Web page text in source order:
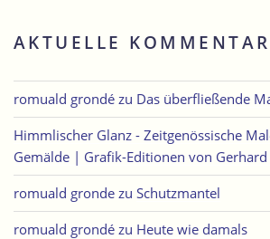
AKTUELLE
romuald grondé zu Das überfließende
Himmlischer Glanz - Zeitgenössische
Gemälde | Grafik-Editionen von Gerhard
romuald gronde zu Schutzmantel
romuald grondé zu Heute wie damals